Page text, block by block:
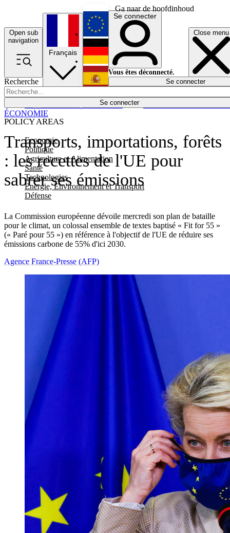
Ga naar de hoofdinhoud
Open sub
navigation
Close menu
Recherche
Se connecter
POLICY AREAS
Economie
Politique
Agriculture et Alimentation
Santé
Technologies
Energie, Environnement et Transport
Défense
Économie
Français
English
Deutsch
Español
Se connecter
Vous êtes déconnecté.
Se connecter
Transports, importations, forêts
: les recettes de l'UE pour
sabrer ses émissions
La Commission européenne dévoile mercredi son plan de bataille
pour le climat, un colossal ensemble de textes baptisé « Fit for 55 »
(« Paré pour 55 ») en référence à l'objectif de l'UE de réduire ses
émissions carbone de 55% d'ici 2030.
ÉCONOMIE
Agence France-Presse (AFP)